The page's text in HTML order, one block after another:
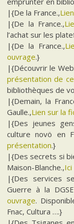
|{De la France.,
|{De la France.,
l’achat sur les
|{De la France.,
ouvrage.}
|{Découvrir le
présentation de
bibliothèques de
|{Demain, la
Gaulle.,Lien sur la
|{Des jeunes
culture novö en
présentation.}
|{Des secrets si
Maison-Blanche.,
|{Des services
Guerre à la
ouvrage.
Fnac, Cultura ….}